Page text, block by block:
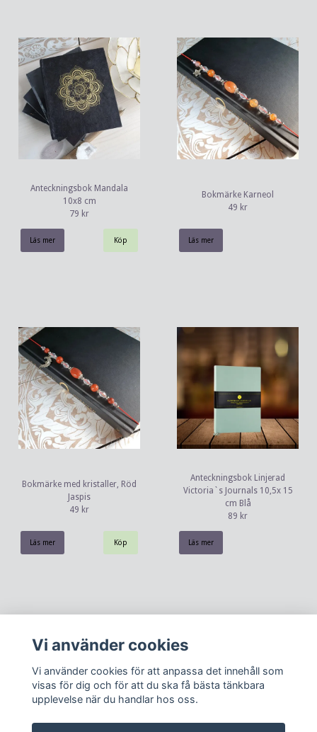
Anteckningsbok Mandala
10x8 cm
79 kr
Läs mer
Bokmärke Karneol
49 kr
Läs mer
Bokmärke med kristaller, Röd
Jaspis
49 kr
Läs mer
Anteckningsbok Linjerad
Victoria`s Journals 10,5x 15
cm Blå
89 kr
Läs mer
Vi använder cookies
Vi använder cookies för att anpassa det innehåll som
visas för dig och för att du ska få bästa tänkbara
upplevelse när du handlar hos oss.